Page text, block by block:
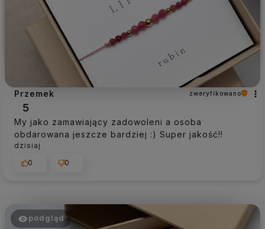
Przemek zweryfikowano
5
My jako zamawiający zadowoleni a osoba
obdarowana jeszcze bardziej :) Super jakość!!
dzisiaj
0
0
podgląd